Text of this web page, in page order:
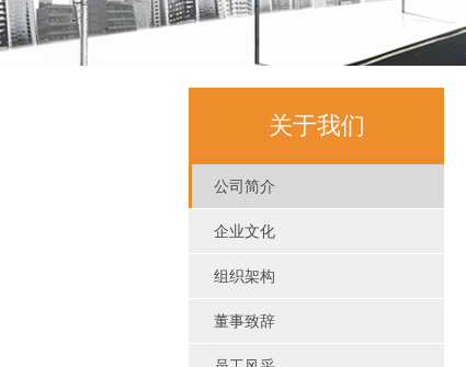
关于我们
公司简介
企业文化
组织架构
董事致辞